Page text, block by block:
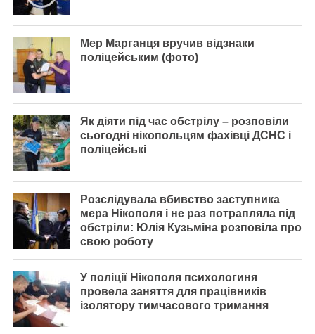
Мер Марганця вручив відзнаки
поліцейським (фото)
Як діяти під час обстрілу – розповіли
сьогодні нікопольцям фахівці ДСНС і
поліцейські
Розслідувала вбивство заступника
мера Нікополя і не раз потрапляла під
обстріли: Юлія Кузьміна розповіла про
свою роботу
У поліції Нікополя психологиня
провела заняття для працівників
ізолятору тимчасового тримання